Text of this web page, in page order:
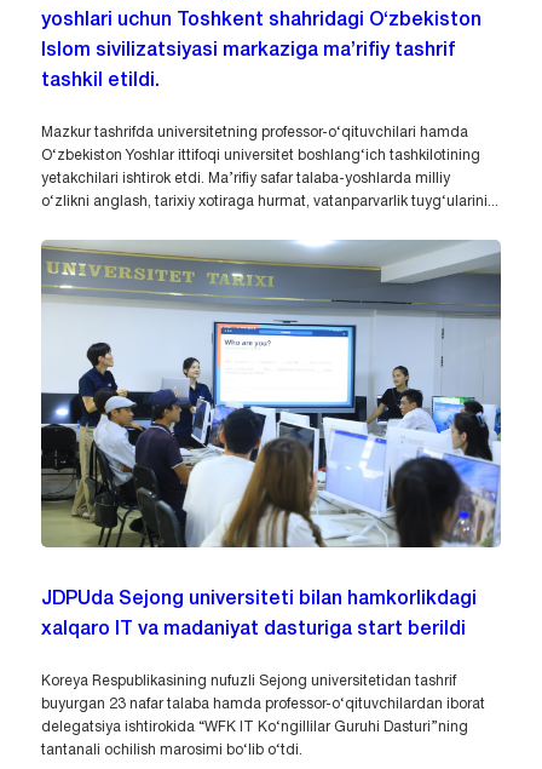
yoshlari uchun Toshkent shahridagi O‘zbekiston
Islom sivilizatsiyasi markaziga ma’rifiy tashrif
tashkil etildi.
Mazkur tashrifda universitetning professor-o‘qituvchilari hamda
O‘zbekiston Yoshlar ittifoqi universitet boshlang‘ich tashkilotining
yetakchilari ishtirok etdi. Ma’rifiy safar talaba-yoshlarda milliy
o‘zlikni anglash, tarixiy xotiraga hurmat, vatanparvarlik tuyg‘ularini...
JDPUda Sejong universiteti bilan hamkorlikdagi
xalqaro IT va madaniyat dasturiga start berildi
Koreya Respublikasining nufuzli Sejong universitetidan tashrif
buyurgan 23 nafar talaba hamda professor-o‘qituvchilardan iborat
delegatsiya ishtirokida “WFK IT Ko‘ngillilar Guruhi Dasturi”ning
tantanali ochilish marosimi bo‘lib o‘tdi.